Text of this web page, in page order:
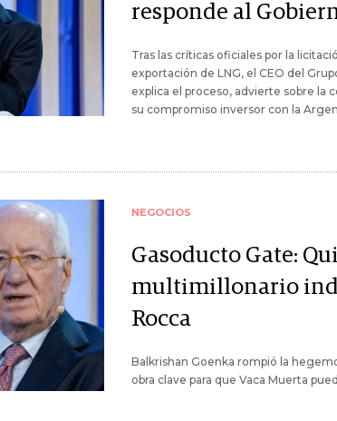
responde al
Tras las críticas oficiales por la
exportación de LNG, el CEO del
explica el proceso, advierte sobre la
su compromiso inversor con la
NEGOCIOS
Gasoducto Gate:
multimillonario
Rocca
Balkrishan Goenka rompió la
obra clave para que Vaca Muerta